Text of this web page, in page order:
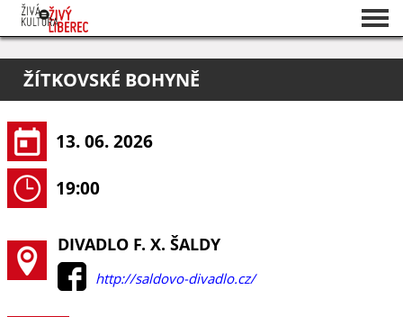
O projektu
Pořadatelé
ŽÍTKOVSKÉ BOHYNĚ
13. 06. 2026
19:00
DIVADLO F. X. ŠALDY
http://saldovo-divadlo.cz/